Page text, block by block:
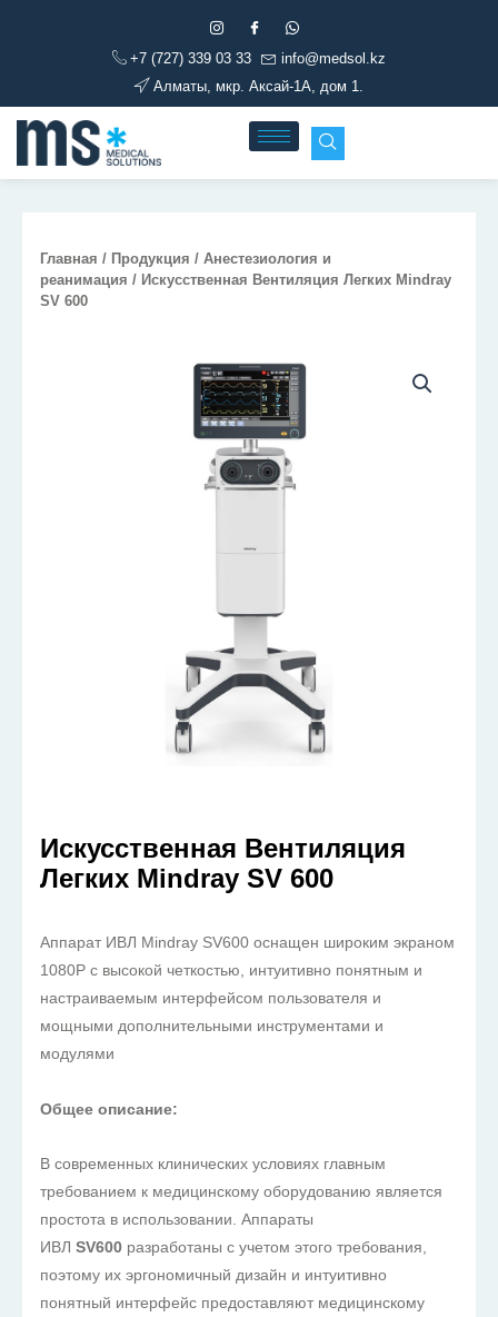
+7 (727) 339 03 33
info@medsol.kz
Алматы, мкр. Аксай-1А, дом 1.
Главная / Продукция / Анестезиология и
реанимация / Искусственная Вентиляция Легких Mindray
SV 600
Искусственная Вентиляция
Легких Mindray SV 600
Аппарат ИВЛ Mindray SV600 оснащен широким экраном
1080P с высокой четкостью, интуитивно понятным и
настраиваемым интерфейсом пользователя и
мощными дополнительными инструментами и
модулями
Общее описание:
В современных клинических условиях главным
требованием к медицинскому оборудованию является
простота в использовании. Аппараты
ИВЛ SV600 разработаны с учетом этого требования,
поэтому их эргономичный дизайн и интуитивно
понятный интерфейс предоставляют медицинскому